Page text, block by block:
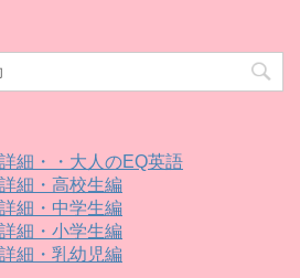
細・・大人のEQ英語
細・高校生編
細・中学生編
細・小学生編
細・乳幼児編